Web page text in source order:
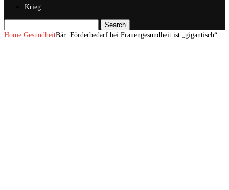
Krieg
Search
Home GesundheitBär: Förderbedarf bei Frauengesundheit ist „gigantisch“